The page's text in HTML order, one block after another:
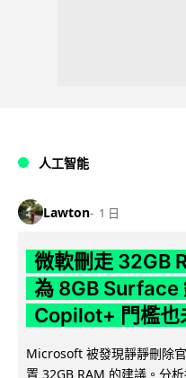
人工智能
Lawton 1 日
微軟刪走 32GB
為 8GB Surface
Copilot+ 門檻也
Microsoft 被發現靜靜刪除
置 32GB RAM 的建議。分